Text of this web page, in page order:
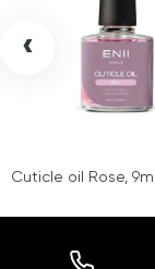
Cuticle oil Rose, 9ml
‹